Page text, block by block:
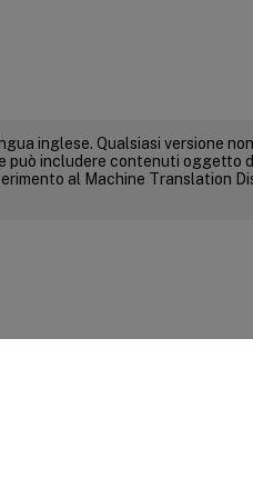
inglese. Qualsiasi versione
può includere contenuti oggetto
al Machine Translation